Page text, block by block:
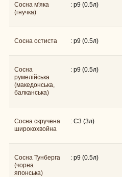
Сосна м'яка
(гнучка)
: p9 (0.5л)
Сосна остиста : p9 (0.5л)
Сосна
румелійська
(македонська,
балканська)
: p9 (0.5л)
Сосна скручена
широкохвойна
: C3 (3л)
Сосна Тунберга
(чорна
японська)
: p9 (0.5л)